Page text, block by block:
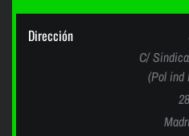
Dirección
C/
(Pol ind